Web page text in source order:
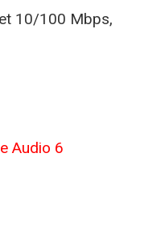
10/100 Mbps,
Audio 6